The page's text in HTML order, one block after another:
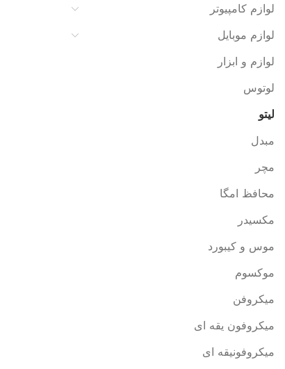
لوازم کامپیوتر
لوازم موبایل
لوازم و ابزار
لوتوس
لیتو
مبدل
مچر
محافظ امگا
مکسیدر
موس و کیبورد
موکسوم
میکروفن
میکروفون یقه ای
میکروفونیقه ای